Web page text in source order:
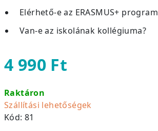
Elérhető-e az ERASMUS+ program
Van-e az iskolának kollégiuma?
4 990 Ft
Raktáron
Szállítási lehetőségek
Kód: 81